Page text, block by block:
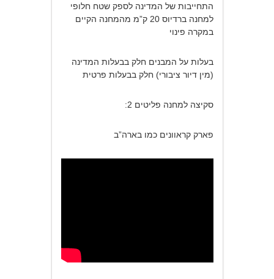
התחייבות של המדינה לספק שטח חלופי
למחנה ברדיוס 20 ק”מ מהמחנה הקיים
במקרה פינוי
בעלות על המבנים חלק בבעלות המדינה
(מין דיור ציבורי) חלק בבעלות פרטית
סקיצה למחנה פליטים 2:
פארק קראוונים כמו בארה”ב